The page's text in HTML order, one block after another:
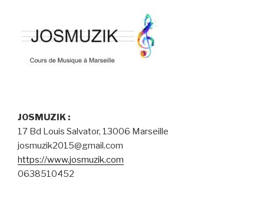
JOSMUZIK :
17 Bd Louis Salvator, 13006 Marseille
josmuzik2015@gmail.com
https://www.josmuzik.com
0638510452